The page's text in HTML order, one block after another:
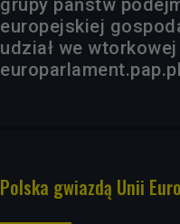
grupy państw
europejskiej
udział we
Polska gwiazdą Unii